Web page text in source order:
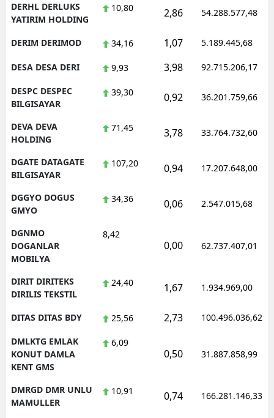
DERHL DERLUKS
YATIRIM HOLDING
10,80 2,86 54.288.577,48
DERIM DERIMOD 34,16 1,07 5.189.445,68
DESA DESA DERI 9,93 3,98 92.715.206,17
DESPC DESPEC
BILGISAYAR
39,30 0,92 36.201.759,66
DEVA DEVA
HOLDING
71,45 3,78 33.764.732,60
DGATE DATAGATE
BILGISAYAR
107,20 0,94 17.207.648,00
DGGYO DOGUS
GMYO
34,36 0,06 2.547.015,68
DGNMO
DOGANLAR
MOBILYA
8,42
0,00 62.737.407,01
DIRIT DIRITEKS
DIRILIS TEKSTIL
24,40 1,67 1.934.969,00
DITAS DITAS BDY 25,56 2,73 100.496.036,62
DMLKTG EMLAK
KONUT DAMLA
KENT GMS
6,09
0,50 31.887.858,99
DMRGD DMR UNLU
MAMULLER
10,91 0,74 166.281.146,33